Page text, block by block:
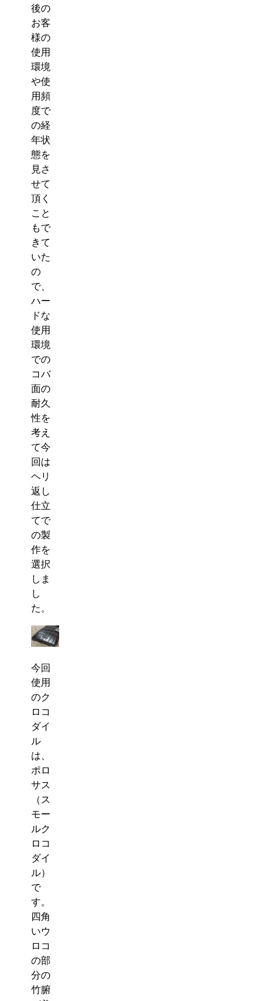
後の
お客
様の
使用
環境
や使
用頻
度で
の経
年状
態を
見さ
せて
頂く
こと
もで
きて
いた
の
で、
ハー
ドな
使用
環境
での
コバ
面の
耐久
性を
考え
て今
回は
ヘリ
返し
仕立
てで
の製
作を
選択
しま
し
た。
今回
使用
のク
ロコ
ダイ
ル
は、
ポロ
サス
（ス
モー
ルク
ロコ
ダイ
ル）
で
す。
四角
いウ
ロコ
の部
分の
竹腑